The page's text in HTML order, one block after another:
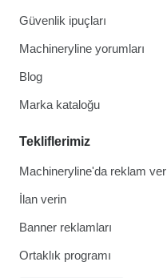
Güvenlik ipuçları
Machineryline yorumları
Blog
Marka kataloğu
Tekliflerimiz
Machineryline'da reklam ver
İlan verin
Banner reklamları
Ortaklık programı